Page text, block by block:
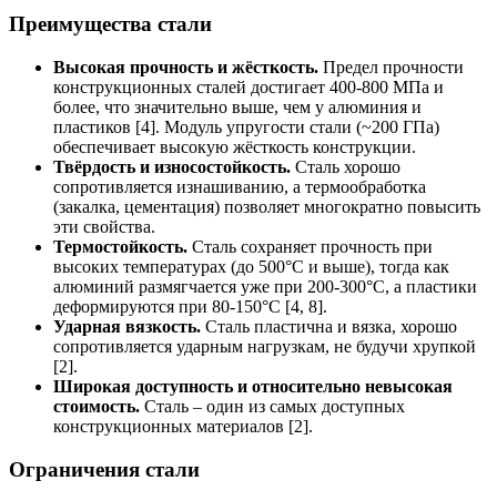
Преимущества стали
Высокая прочность и жёсткость. Предел прочности
конструкционных сталей достигает 400-800 МПа и
более, что значительно выше, чем у алюминия и
пластиков [4]. Модуль упругости стали (~200 ГПа)
обеспечивает высокую жёсткость конструкции.
Твёрдость и износостойкость. Сталь хорошо
сопротивляется изнашиванию, а термообработка
(закалка, цементация) позволяет многократно повысить
эти свойства.
Термостойкость. Сталь сохраняет прочность при
высоких температурах (до 500°C и выше), тогда как
алюминий размягчается уже при 200-300°C, а пластики
деформируются при 80-150°C [4, 8].
Ударная вязкость. Сталь пластична и вязка, хорошо
сопротивляется ударным нагрузкам, не будучи хрупкой
[2].
Широкая доступность и относительно невысокая
стоимость. Сталь – один из самых доступных
конструкционных материалов [2].
Ограничения стали